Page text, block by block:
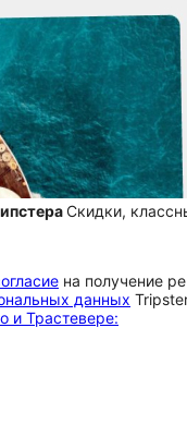
Скидки,
на получение
данных